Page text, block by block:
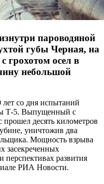
пароводяной
губы Черная, на
грохотом осел в
небольшой
со дня испытаний
Т-5. Выпущенный с
десять километров
уничтожив два
Мощность взрыва
засекреченных
перспективах развития
РИА Новости.